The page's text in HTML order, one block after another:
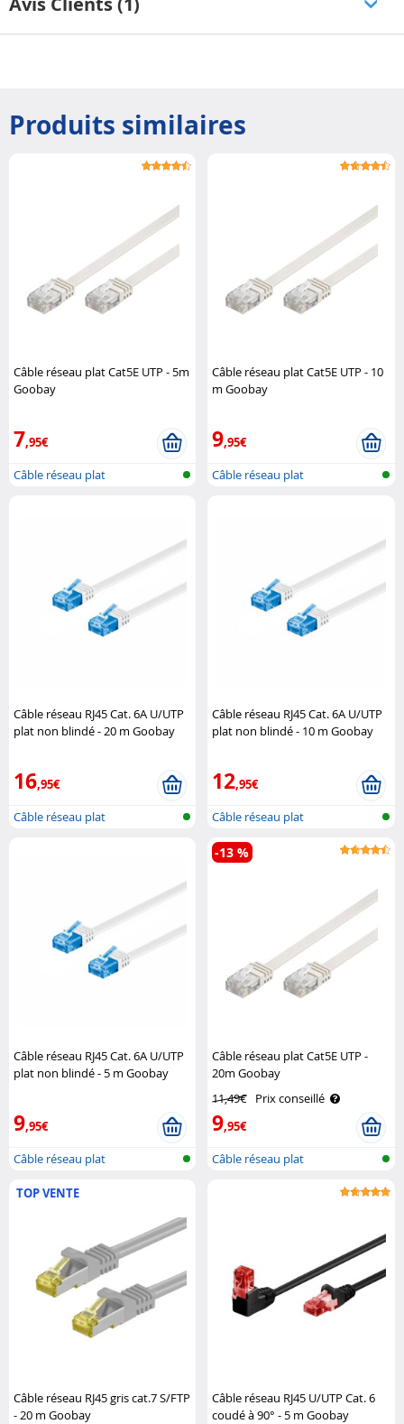
Produits similaires
Câble réseau plat Cat5E UTP - 5m
Goobay
7,95€
Câble réseau plat
Câble réseau plat Cat5E UTP - 10
m Goobay
9,95€
Câble réseau plat
Câble réseau RJ45 Cat. 6A U/UTP
plat non blindé - 20 m Goobay
16,95€
Câble réseau plat
Câble réseau RJ45 Cat. 6A U/UTP
plat non blindé - 10 m Goobay
12,95€
Câble réseau plat
Câble réseau RJ45 Cat. 6A U/UTP
plat non blindé - 5 m Goobay
9,95€
Câble réseau plat
Câble réseau plat Cat5E UTP -
20m Goobay
11,49€ Prix conseillé
9,95€
-13 %
Câble réseau plat
TOP VENTE
Câble réseau RJ45 gris cat.7 S/FTP
- 20 m Goobay
Câble réseau RJ45 U/UTP Cat. 6
coudé à 90° - 5 m Goobay